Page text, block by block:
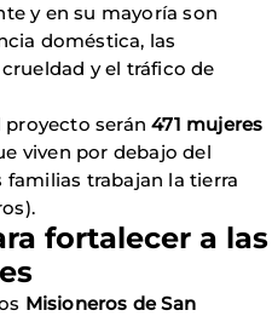
y en su mayoría son
doméstica, las
y el tráfico de
proyecto serán471 mujeres
viven por debajo del
familias trabajan la tierra
fortalecer a las
Misioneros de San